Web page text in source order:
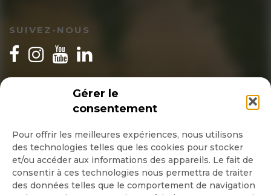
Gérer le
consentement
Pour offrir les meilleures expériences, nous utilisons
des technologies telles que les cookies pour stocker
et/ou accéder aux informations des appareils. Le fait de
consentir à ces technologies nous permettra de traiter
des données telles que le comportement de navigation
SUIVEZ-NOUS
INSCRIPTION NEWSLETTER
Quotidienne
Hebdo